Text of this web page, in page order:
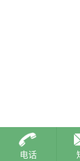
电话